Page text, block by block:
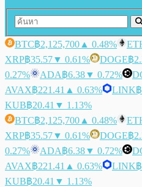
BTC฿2,125,700 ▲ 0.48%
XRP฿35.57▼ 0.61% DOGE฿
0.27%
ADA฿6.38▼ 0.72%
AVAX฿221.41 ▲ 0.63% LINK
KUB฿20.41 ▼ 1.13%
BTC฿2,125,700 ▲ 0.48%
XRP฿35.57▼ 0.61% DOGE฿
0.27%
ADA฿6.38▼ 0.72%
AVAX฿221.41 ▲ 0.63% LINK
KUB฿20.41 ▼ 1.13%